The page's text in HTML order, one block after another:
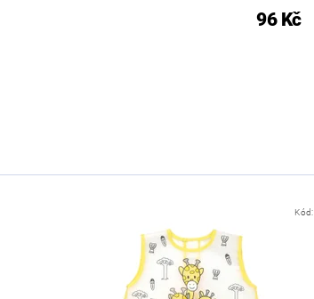
96 Kč
Kód: